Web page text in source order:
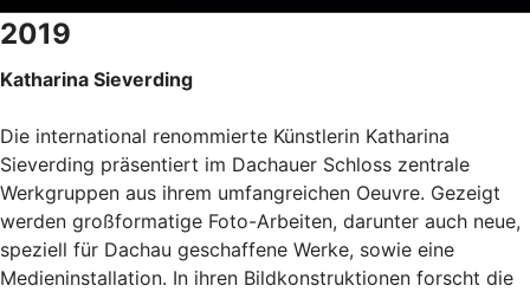
2019
Katharina Sieverding
Die international renommierte Künstlerin Katharina
Sieverding präsentiert im Dachauer Schloss zentrale
Werkgruppen aus ihrem umfangreichen Oeuvre. Gezeigt
werden großformatige Foto-Arbeiten, darunter auch neue,
speziell für Dachau geschaffene Werke, sowie eine
Medieninstallation. In ihren Bildkonstruktionen forscht die